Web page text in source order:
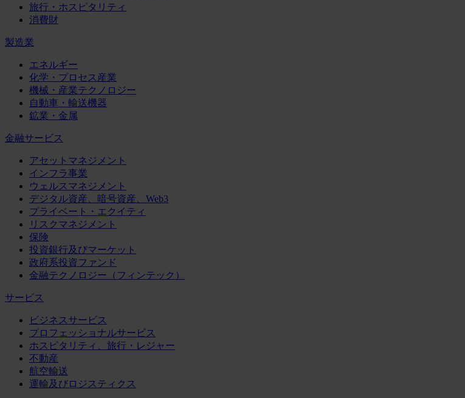
旅行・ホスピタリティ
消費財
製造業
エネルギー
化学・プロセス産業
機械・産業テクノロジー
自動車・輸送機器
鉱業・金属
金融サービス
アセットマネジメント
インフラ事業
ウェルスマネジメント
デジタル資産、暗号資産、Web3
プライベート・エクイティ
リスクマネジメント
保険
投資銀行及びマーケット
政府系投資ファンド
金融テクノロジー（フィンテック）
サービス
ビジネスサービス
プロフェッショナルサービス
ホスピタリティ、旅行・レジャー
不動産
航空輸送
運輸及びロジスティクス